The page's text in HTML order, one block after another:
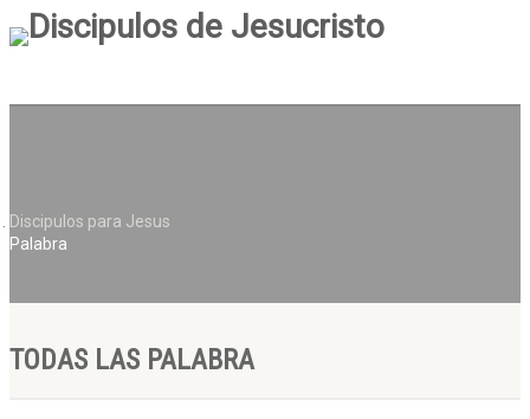
Discipulos para Jesus
Palabra
TODAS LAS PALABRA